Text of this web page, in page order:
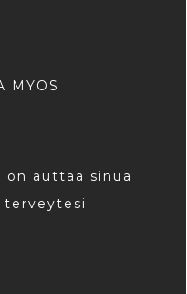
MYÖS
auttaa sinua
terveytesi